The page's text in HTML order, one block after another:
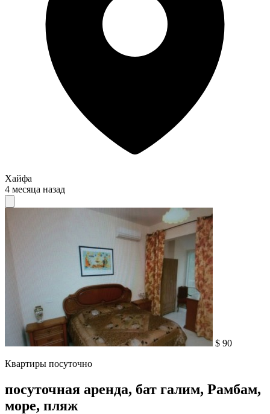
Хайфа
4 месяца назад
$ 90
Квартиры посуточно
посуточная аренда, бат галим, Рамбам,
море, пляж